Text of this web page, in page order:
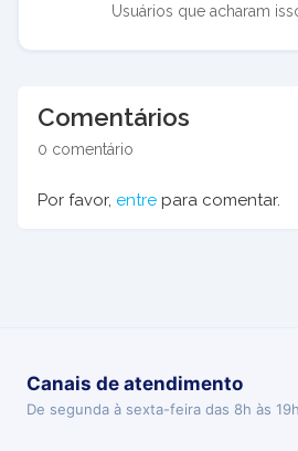
Usuários que acharam
Comentários
0 comentário
Por favor, entre para comentar.
Canais de atendimento
De segunda à sexta-feira das 8h às